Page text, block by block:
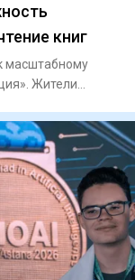
книг
масштабному
Жители